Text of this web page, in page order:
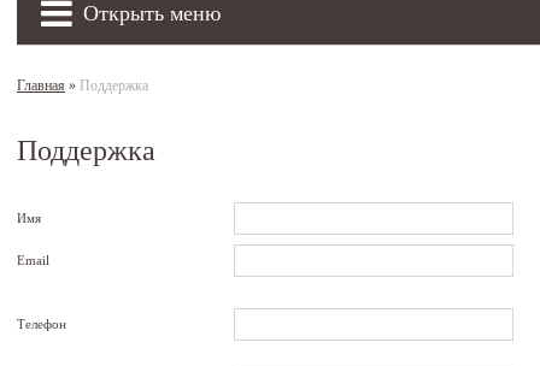
Открыть меню
Главная » Поддержка
Поддержка
Имя
Email
Телефон